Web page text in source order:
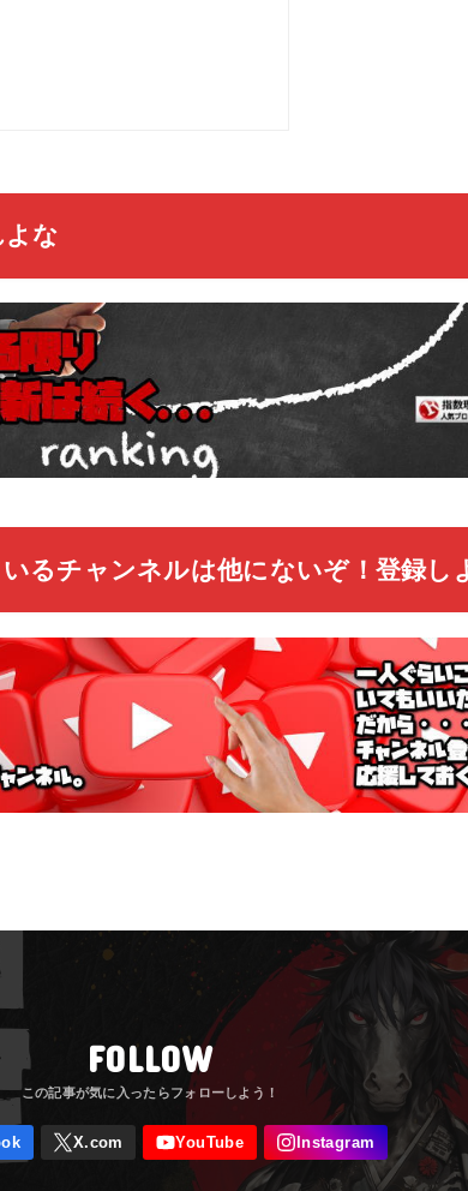
な
るチャンネルは他にないぞ！登録し
FOLLOW